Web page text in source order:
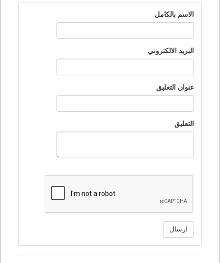
الاسم بالكامل
البريد الالكتروني
عنوان التعليق
التعليق
ارسال